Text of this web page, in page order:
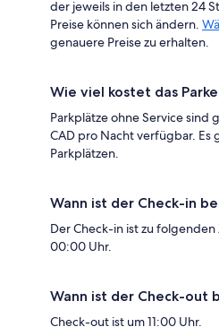
der jeweils in den letzten 24
Preise können sich ändern.
genauere Preise zu erhalten.
Wie viel kostet das
Parkplätze ohne Service sind
CAD pro Nacht verfügbar. Es
Parkplätzen.
Wann ist der Check-in
Der Check-in ist zu
00:00 Uhr.
Wann ist der Check-out
Check-out ist um 11:00 Uhr.